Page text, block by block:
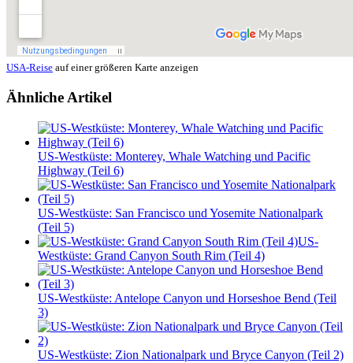
USA-Reise auf einer größeren Karte anzeigen
Ähnliche Artikel
US-Westküste: Monterey, Whale Watching und Pacific
Highway (Teil 6)
US-Westküste: San Francisco und Yosemite Nationalpark
(Teil 5)
US-
Westküste: Grand Canyon South Rim (Teil 4)
US-Westküste: Antelope Canyon und Horseshoe Bend (Teil
3)
US-Westküste: Zion Nationalpark und Bryce Canyon (Teil 2)